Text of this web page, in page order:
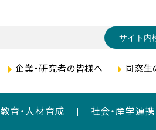
企業・研究者の皆様へ 同窓生
教育・人材育成 社会・産学連携